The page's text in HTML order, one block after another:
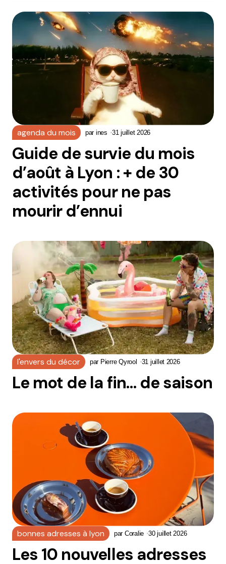
agenda du mois par ines 31 juillet 2026
Guide de survie du mois
d’août à Lyon : + de 30
activités pour ne pas
mourir d’ennui
l'envers du décor par Pierre Qyrool 31 juillet 2026
Le mot de la fin… de saison
bonnes adresses à lyon par Coralie 30 juillet 2026
Les 10 nouvelles adresses